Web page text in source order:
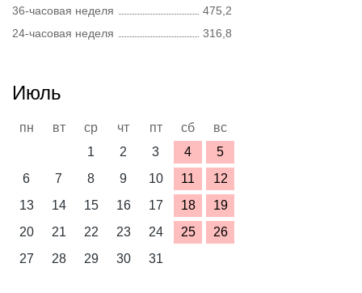
36-часовая неделя
475,2
24-часовая неделя
316,8
Июль
пн вт ср чт пт сб
вс
1
2 3 4
5
6
7 8 9 10 11
12
13
14 15 16 17 18
19
20
21 22 23 24 25
26
27
28 29 30 31